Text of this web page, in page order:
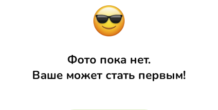
Фото пока нет.
Ваше может стать первым!